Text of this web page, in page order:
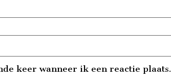
keer wanneer ik een reactie plaats.